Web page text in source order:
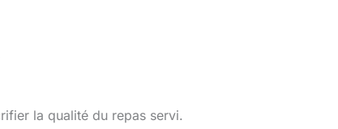
la qualité du repas servi.